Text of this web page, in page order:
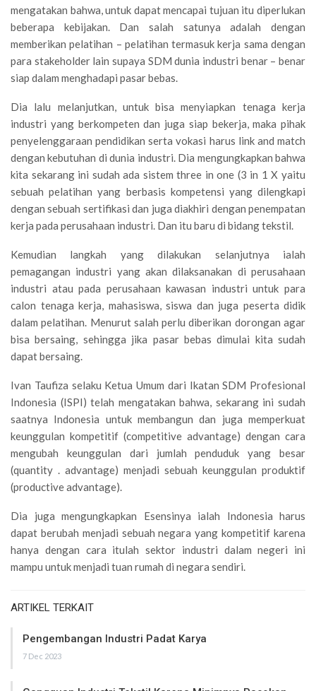
mengatakan bahwa, untuk dapat mencapai tujuan itu diperlukan
beberapa kebijakan. Dan salah satunya adalah dengan
memberikan pelatihan – pelatihan termasuk kerja sama dengan
para stakeholder lain supaya SDM dunia industri benar – benar
siap dalam menghadapi pasar bebas.
Dia lalu melanjutkan, untuk bisa menyiapkan tenaga kerja
industri yang berkompeten dan juga siap bekerja, maka pihak
penyelenggaraan pendidikan serta vokasi harus link and match
dengan kebutuhan di dunia industri. Dia mengungkapkan bahwa
kita sekarang ini sudah ada sistem three in one (3 in 1 X yaitu
sebuah pelatihan yang berbasis kompetensi yang dilengkapi
dengan sebuah sertifikasi dan juga diakhiri dengan penempatan
kerja pada perusahaan industri. Dan itu baru di bidang tekstil.
Kemudian langkah yang dilakukan selanjutnya ialah
pemagangan industri yang akan dilaksanakan di perusahaan
industri atau pada perusahaan kawasan industri untuk para
calon tenaga kerja, mahasiswa, siswa dan juga peserta didik
dalam pelatihan. Menurut salah perlu diberikan dorongan agar
bisa bersaing, sehingga jika pasar bebas dimulai kita sudah
dapat bersaing.
Ivan Taufiza selaku Ketua Umum dari Ikatan SDM Profesional
Indonesia (ISPI) telah mengatakan bahwa, sekarang ini sudah
saatnya Indonesia untuk membangun dan juga memperkuat
keunggulan kompetitif (competitive advantage) dengan cara
mengubah keunggulan dari jumlah penduduk yang besar
(quantity . advantage) menjadi sebuah keunggulan produktif
(productive advantage).
Dia juga mengungkapkan Esensinya ialah Indonesia harus
dapat berubah menjadi sebuah negara yang kompetitif karena
hanya dengan cara itulah sektor industri dalam negeri ini
mampu untuk menjadi tuan rumah di negara sendiri.
ARTIKEL TERKAIT
Pengembangan Industri Padat Karya
7 Dec 2023